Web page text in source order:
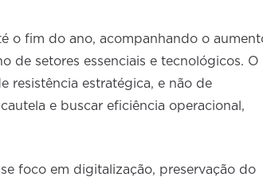
o fim do ano, acompanhando o
de setores essenciais e tecnológicos. O
resistência estratégica, e não de
e buscar eficiência operacional,
foco em digitalização, preservação do